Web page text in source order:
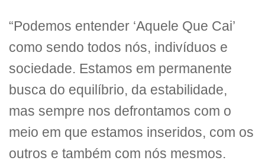
“Podemos entender ‘Aquele Que Cai’
como sendo todos nós, indivíduos e
sociedade. Estamos em permanente
busca do equilíbrio, da estabilidade,
mas sempre nos defrontamos com o
meio em que estamos inseridos, com os
outros e também com nós mesmos.